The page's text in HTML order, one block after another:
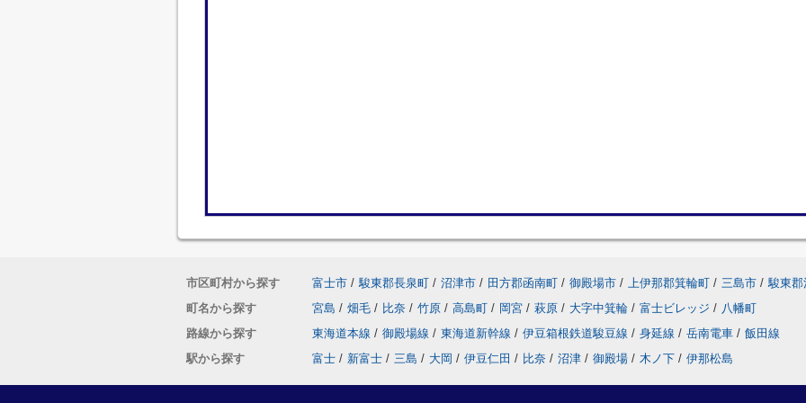
市区町村から探す 富士市 / 駿東郡長泉町 / 沼津市 / 田方郡函南町 / 御殿場市 / 上伊那郡箕輪町 / 三島市 / 駿東郡
町名から探す
宮島 / 畑毛 / 比奈 / 竹原 / 高島町 / 岡宮 / 萩原 / 大字中箕輪 / 富士ビレッジ / 八幡町
路線から探す
東海道本線 / 御殿場線 / 東海道新幹線 / 伊豆箱根鉄道駿豆線 / 身延線 / 岳南電車 / 飯田線
駅から探す
富士 / 新富士 / 三島 / 大岡 / 伊豆仁田 / 比奈 / 沼津 / 御殿場 / 木ノ下 / 伊那松島